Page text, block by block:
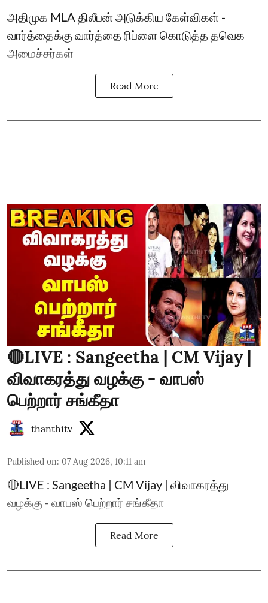
அதிமுக MLA திலீபன் அடுக்கிய கேள்விகள் -
வார்த்தைக்கு வார்த்தை ரிப்ளை கொடுத்த தவெக
அமைச்சர்கள்
Read More
🔴LIVE : Sangeetha | CM Vijay |
விவாகரத்து வழக்கு - வாபஸ்
பெற்றார் சங்கீதா
thanthitv
Published on: 07 Aug 2026, 10:11 am
🔴LIVE : Sangeetha | CM Vijay | விவாகரத்து
வழக்கு - வாபஸ் பெற்றார் சங்கீதா
Read More